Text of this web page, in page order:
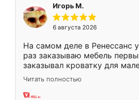
Игорь М.
6 августа 2026
На самом деле в Ренессанс
раз заказываю мебель
заказывал кроватку для
ребёнка при его рождении
заказал шкаф-купе. По
хорошее сборка достаточно
Читать полностью